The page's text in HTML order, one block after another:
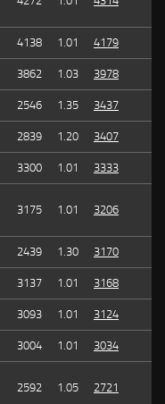
4138 1.01 4179
3862 1.03 3978
2546 1.35 3437
2839 1.20 3407
3300 1.01 3333
3175 1.01 3206
2439 1.30 3170
3137 1.01 3168
3093 1.01 3124
3004 1.01 3034
2592 1.05 2721